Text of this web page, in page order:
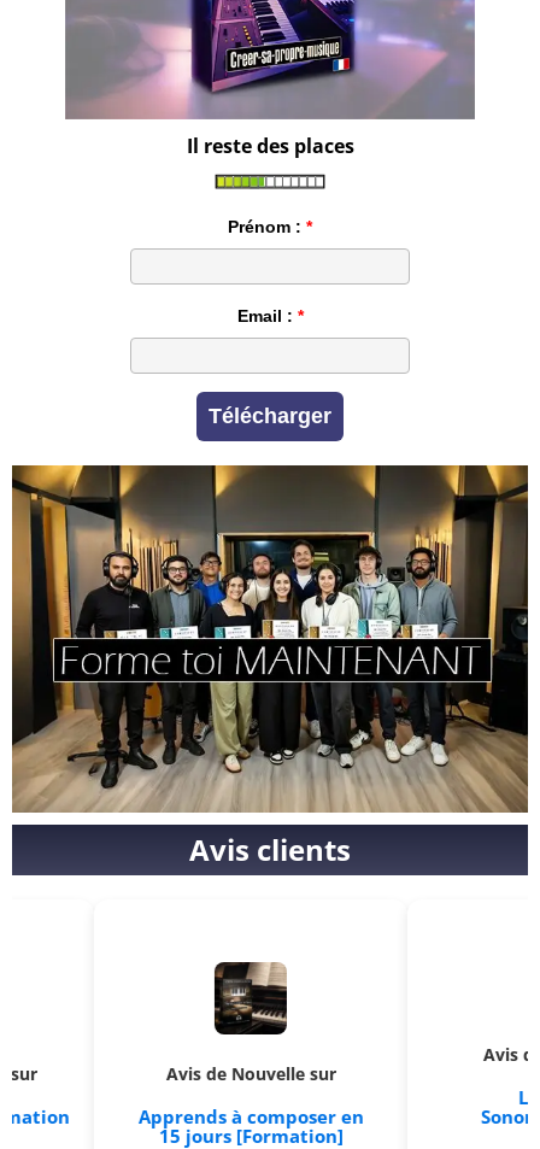
Il reste des places
Prénom :
Email :
Télécharger
Avis clients
Avis de Nouvelle sur
Apprends à composer en
15 jours [Formation]
Avis de Kosmos
Sonorités